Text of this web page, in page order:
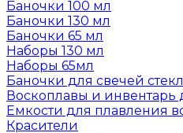
Баночки 100 мл
Баночки 130 мл
Баночки 65 мл
Наборы 130 мл
Наборы 65мл
Баночки для свечей
Воскоплавы и инвентарь
Емкости для плавления
Красители